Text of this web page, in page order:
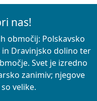
nas!
območij: Polskavsko
Dravinjsko dolino ter
Svet je izredno
zanimiv; njegove
velike.